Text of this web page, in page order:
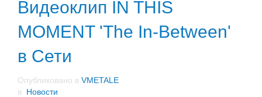
Видеоклип IN THIS
MOMENT 'The In-Between'
в Сети
Опубликовано в VMETALE
в Новости